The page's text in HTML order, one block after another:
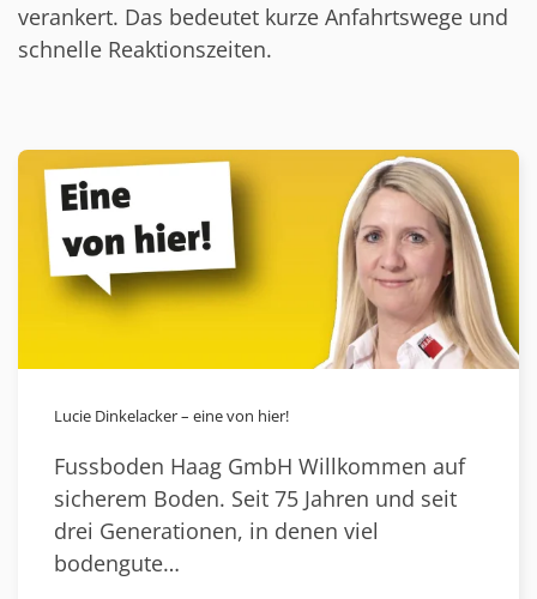
verankert. Das bedeutet kurze Anfahrtswege und
schnelle Reaktionszeiten.
Lucie Dinkelacker – eine von hier!
Fussboden Haag GmbH Willkommen auf
sicherem Boden. Seit 75 Jahren und seit
drei Generationen, in denen viel
bodengute…